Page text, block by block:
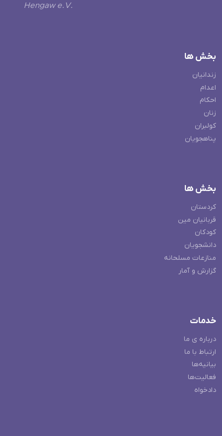
Hengaw e.V.
بخش ها
زندانیان
اعدام
احکام
زنان
کولبران
پناهجویان
بخش ها
کردستان
قربانیان مین
کودکان
دانشجویان
منازعات مسلحانه
گزارش و آمار
خدمات
درباره ی ما
ارتباط با ما
بیانیه‌ها
فعالیت‌ها
دادخواه